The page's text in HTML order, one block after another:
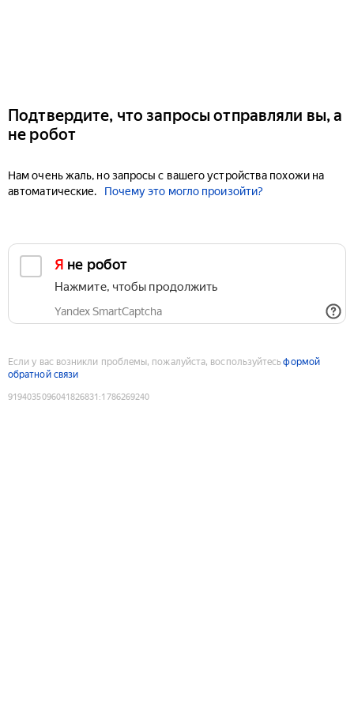
Подтвердите, что запросы отправляли вы, а
не робот
Нам очень жаль, но запросы с вашего устройства похожи на
автоматические.
Почему это могло произойти?
Я не робот
Нажмите, чтобы продолжить
Yandex SmartCaptcha
Если у вас возникли проблемы, пожалуйста, воспользуйтесьформой
обратной связи
9194035096041826831 :1786269240